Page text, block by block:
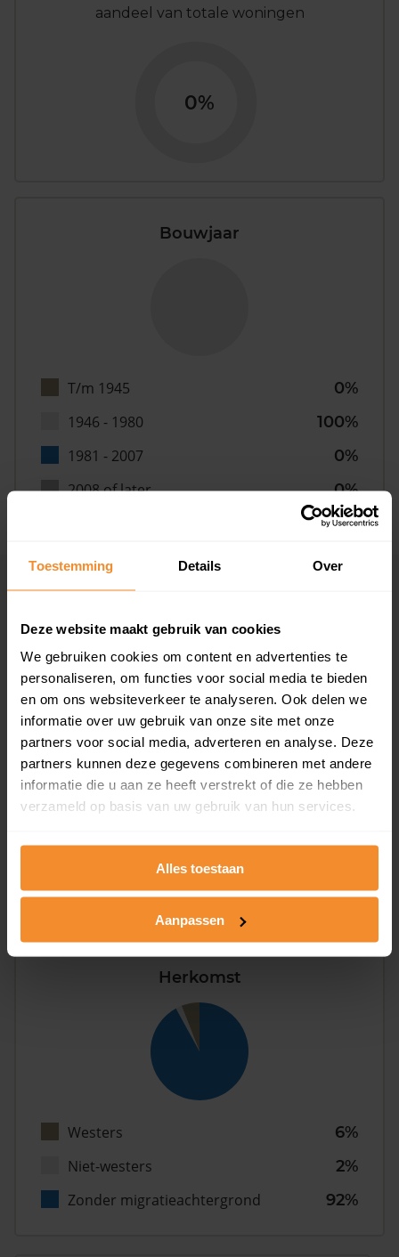
Toestemming Details Over
Deze website maakt gebruik van cookies
We gebruiken cookies om content en advertenties te
personaliseren, om functies voor social media te bieden
en om ons websiteverkeer te analyseren. Ook delen we
informatie over uw gebruik van onze site met onze
partners voor social media, adverteren en analyse. Deze
partners kunnen deze gegevens combineren met andere
informatie die u aan ze heeft verstrekt of die ze hebben
verzameld op basis van uw gebruik van hun services.
Alles toestaan
Aanpassen
aandeel van totale woningen
0%
Bouwjaar
T/m 1945
0%
1946 - 1980
100%
1981 - 2007
0%
2008 of later
0%
Inwoners
Type huishoudens
Gezin (met kinderen)
36%
Herkomst
Westers
6%
Niet-westers
2%
Zonder migratieachtergrond
92%